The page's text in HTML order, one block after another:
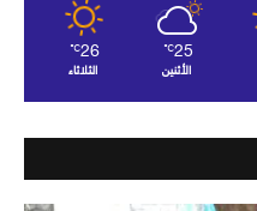
25
℃
الأثنين
26
℃
الثلاثاء